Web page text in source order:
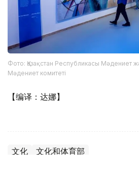
Фото: Қазақстан Республикасы Мәдениет
Мәдениет комитеті
【编译：达娜】
文化 文化和体育部